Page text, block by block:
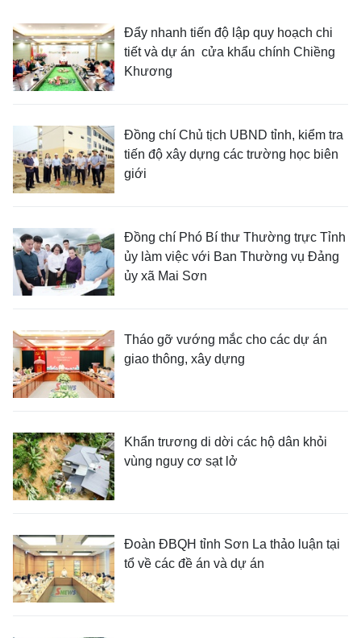
Đẩy nhanh tiến độ lập quy hoạch chi
tiết và dự án cửa khẩu chính Chiềng
Khương
Đồng chí Chủ tịch UBND tỉnh, kiểm tra
tiến độ xây dựng các trường học biên
giới
Đồng chí Phó Bí thư Thường trực Tỉnh
ủy làm việc với Ban Thường vụ Đảng
ủy xã Mai Sơn
Tháo gỡ vướng mắc cho các dự án
giao thông, xây dựng
Khẩn trương di dời các hộ dân khỏi
vùng nguy cơ sạt lở
Đoàn ĐBQH tỉnh Sơn La thảo luận tại
tổ về các đề án và dự án